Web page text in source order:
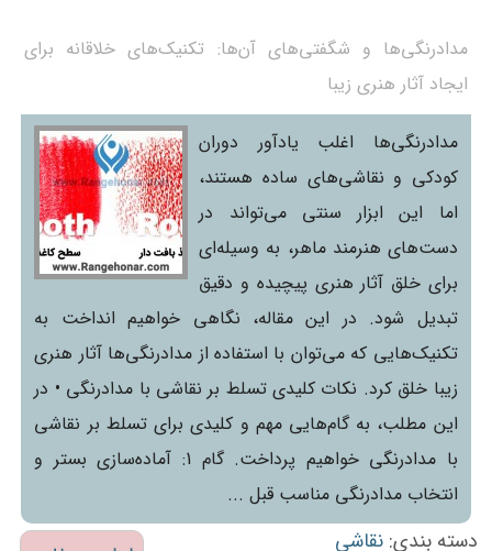
مدادرنگی‌ها و شگفتی‌های آن‌ها: تکنیک‌های خلاقانه برای
ایجاد آثار هنری زیبا
مدادرنگی‌ها اغلب یادآور دوران
کودکی و نقاشی‌های ساده هستند،
اما این ابزار سنتی می‌تواند در
دست‌های هنرمند ماهر، به وسیله‌ای
برای خلق آثار هنری پیچیده و دقیق
تبدیل شود. در این مقاله، نگاهی خواهیم انداخت به
تکنیک‌هایی که می‌توان با استفاده از مدادرنگی‌ها آثار هنری
زیبا خلق کرد. نکات کلیدی تسلط بر نقاشی با مدادرنگی • در
این مطلب، به گام‌هایی مهم و کلیدی برای تسلط بر نقاشی
با مدادرنگی خواهیم پرداخت. گام 1: آماده‌سازی بستر و
انتخاب مدادرنگی مناسب قبل ...
دسته بندی:نقاشی